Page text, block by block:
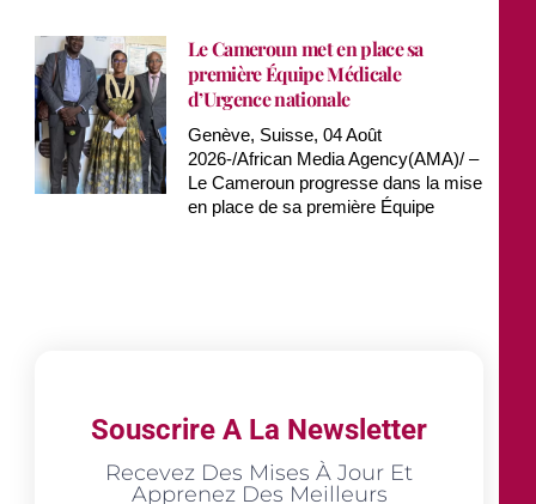
Le Cameroun met en place sa
première Équipe Médicale
d’Urgence nationale
Genève, Suisse, 04 Août
2026-/African Media Agency(AMA)/ –
Le Cameroun progresse dans la mise
en place de sa première Équipe
Souscrire A La Newsletter
Recevez Des Mises À Jour Et
Apprenez Des Meilleurs